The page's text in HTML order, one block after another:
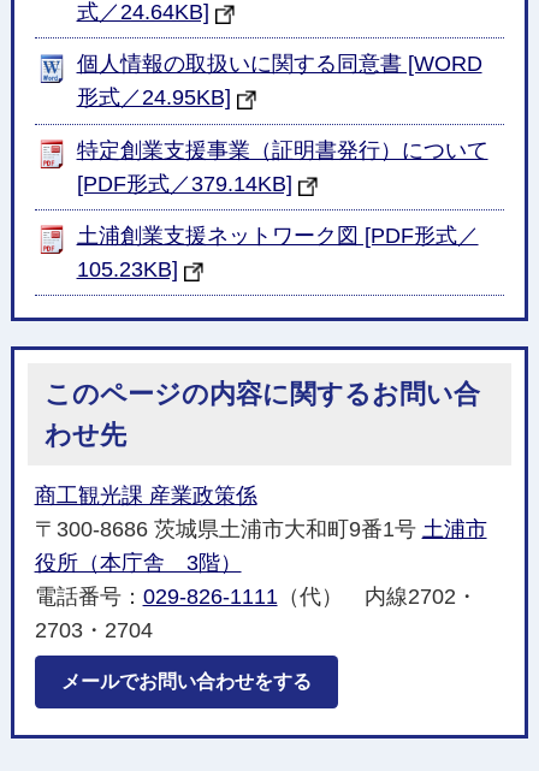
式／24.64KB]
個人情報の取扱いに関する同意書 [WORD
形式／24.95KB]
特定創業支援事業（証明書発行）について
[PDF形式／379.14KB]
土浦創業支援ネットワーク図 [PDF形式／
105.23KB]
このページの内容に関するお問い合
わせ先
商工観光課 産業政策係
〒300-8686 茨城県土浦市大和町9番1号 土浦市
役所（本庁舎 3階）
電話番号： 029-826-1111（代） 内線2702・
2703・2704
メールでお問い合わせをする